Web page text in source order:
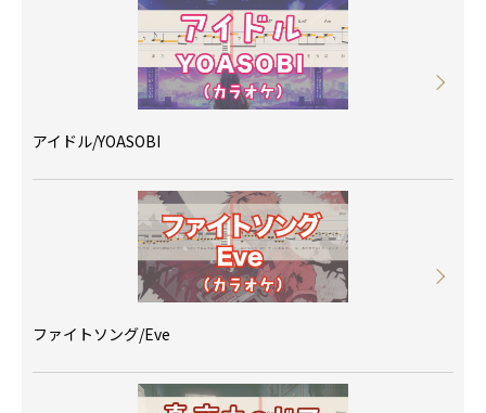
アイドル/YOASOBI
ファイトソング/Eve